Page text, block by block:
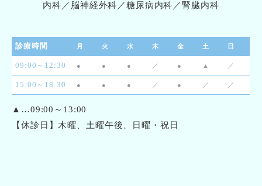
内科／脳神経外科／糖尿病内科／腎臓内科
診療時間 月 火 水 木 金 土 日
09:00～12:30 ● ● ● ／ ● ▲ ／
15:00～18:30 ● ● ● ／ ● ／ ／
▲…09:00～13:00
【休診日】木曜、土曜午後、日曜・祝日